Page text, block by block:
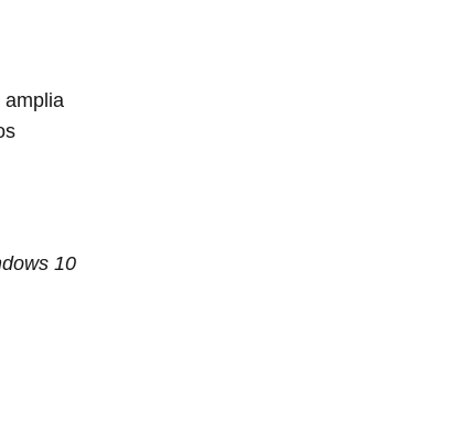
amplia
10